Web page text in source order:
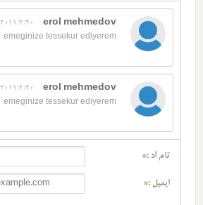
erol mehmedov
2011/2/20
emeginize tessekur ediyerem
erol mehmedov
2011/2/20
emeginize tessekur ediyerem
تام آد :*
ایمیل :*